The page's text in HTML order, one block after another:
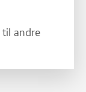
andre